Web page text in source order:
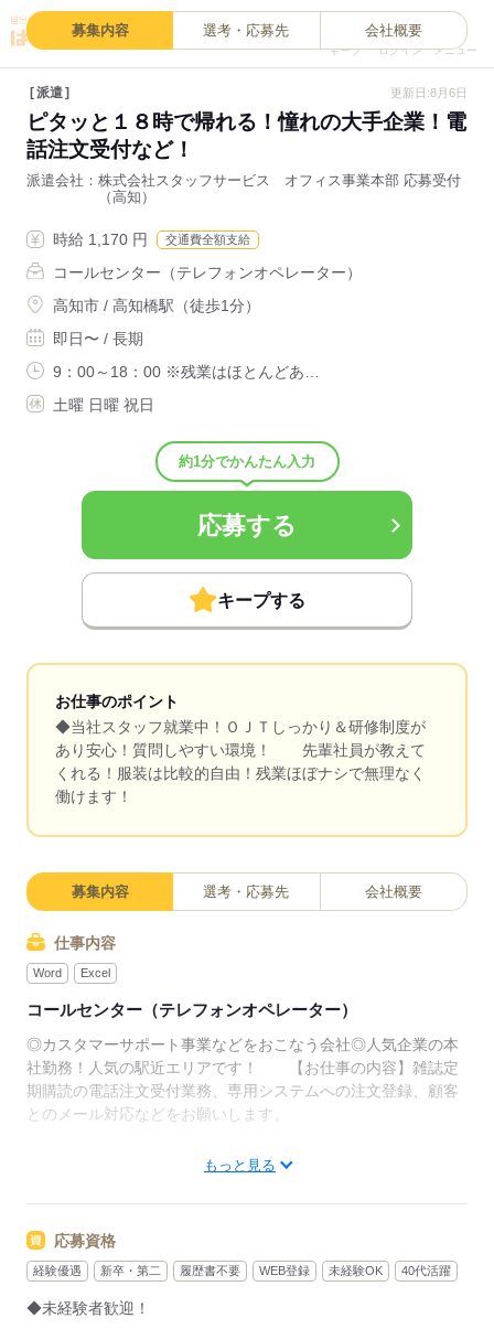
キープ ログイン メニュー
募集内容 選考・応募先 会社概要
派遣 更新日:8月6日
ピタッと１８時で帰れる！憧れの大手企業！電
話注文受付など！
派遣会社
株式会社スタッフサービス オフィス事業本部 応募受付
（高知）
時給 1,170 円 交通費全額支給
コールセンター（テレフォンオペレーター）
高知市 / 高知橋駅（徒歩1分）
即日〜 / 長期
9：00～18：00 ※残業はほとんどあ…
土曜 日曜 祝日
約1分でかんたん入力
応募する
キープする
お仕事のポイント
◆当社スタッフ就業中！ＯＪＴしっかり＆研修制度が
あり安心！質問しやすい環境！ 先輩社員が教えて
くれる！服装は比較的自由！残業ほぼナシで無理なく
働けます！
募集内容 選考・応募先 会社概要
仕事内容
Word Excel
コールセンター（テレフォンオペレーター）
◎カスタマーサポート事業などをおこなう会社◎人気企業の本
社勤務！人気の駅近エリアです！ 【お仕事の内容】雑誌定
期購読の電話注文受付業務、専用システムへの注文登録、顧客
とのメール対応などをお願いします。
▼こちらのお仕事のほかにも
大学やコールセンターなどのお仕事も扱っています。
在宅のお仕事があるエリアも☆
9月・10月スタートもご相談ください♪
もっと見る
応募資格
経験優遇 新卒・第二 履歴書不要 WEB登録 未経験OK 40代活躍
◆未経験者歓迎！